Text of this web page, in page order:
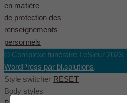
en matière
de protection des
renseignements
personnels
© Complexe funéraire LeSieur 2023.
WordPress par bl.solutions.
Style switcher RESET
Body styles